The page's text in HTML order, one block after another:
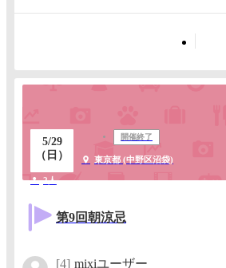
5/29
（日）
開催終了
東京都 (中野区沼袋)
2人
第9回朝涼忌
[4] mixiユーザー